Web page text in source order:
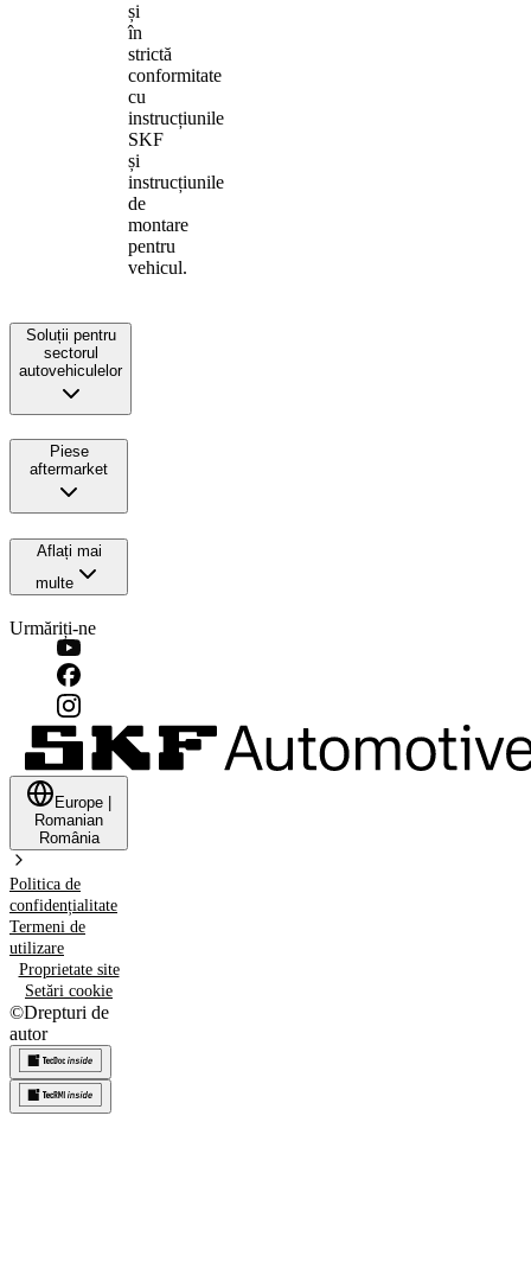
și
în
strictă
conformitate
cu
instrucțiunile
SKF
și
instrucțiunile
de
montare
pentru
vehicul.
Soluții pentru
sectorul
autovehiculelor
Piese
aftermarket
Aflați mai
multe
Urmăriți-ne
Europe
Romanian
România
Politica de
confidențialitate
Termeni de
utilizare
Proprietate site
Setări cookie
©Drepturi de
autor